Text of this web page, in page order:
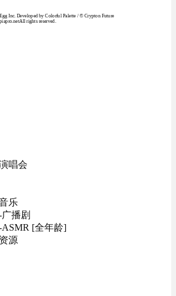
Inc. Developed by Colorful Palette / © Crypton Future
rights reserved.
唱会
乐
播剧
ASMR [全年龄]
源